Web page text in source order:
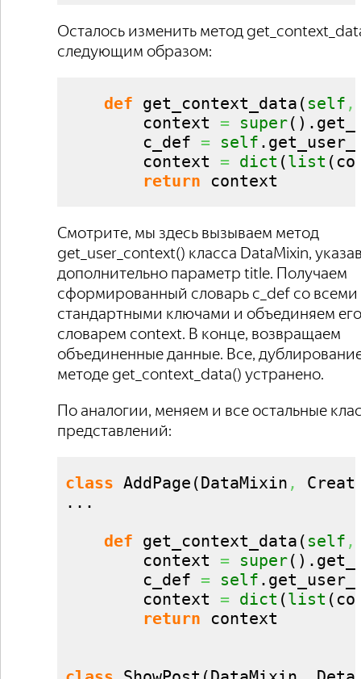
Осталось изменить метод
следующим образом:
def get_context_data ( self ,
context = super( ) .
c_def = self .
context = dict (list (
return context
Смотрите, мы здесь вызываем метод
get_user_context() класса DataMixin,
дополнительно параметр title. Получаем
сформированный словарь c_def со всеми
стандартными ключами и объединяем
словарем context. В конце, возвращаем
объединенные данные. Все,
методе get_context_data() устранено.
По аналогии, меняем и все остальные
представлений:
class AddPage (DataMixin ,
...
def get_context_data ( self ,
context = super( ) .
c_def = self .
context = dict (list (
return context